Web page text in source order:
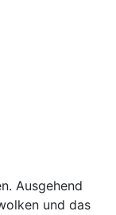
Ausgehend
und das